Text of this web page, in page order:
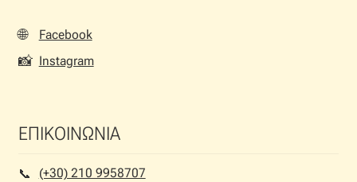
🌐 Facebook
📸 Instagram
ΕΠΙΚΟΙΝΩΝΙΑ
📞︎
(+30) 210 9958707